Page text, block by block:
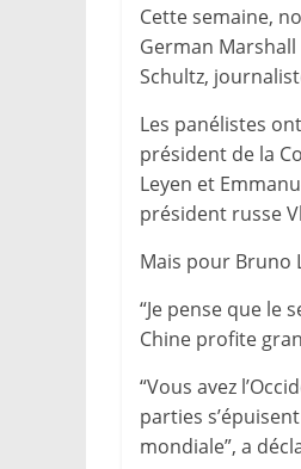
Cette semaine,
German
Schultz,
Les panélistes
président de la
Leyen et
président russe
Mais pour Bruno
“Je pense que le
Chine profite
“Vous avez
parties
mondiale”, a